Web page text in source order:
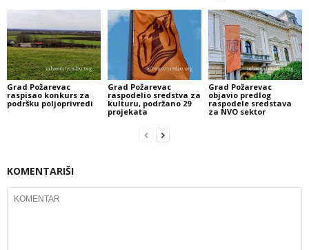
Grad Požarevac
raspisao konkurs za
podršku poljoprivredi
Grad Požarevac
raspodelio sredstva za
kulturu, podržano 29
projekata
Grad Požarevac
objavio predlog
raspodele sredstava
za NVO sektor
KOMENTARIŠI